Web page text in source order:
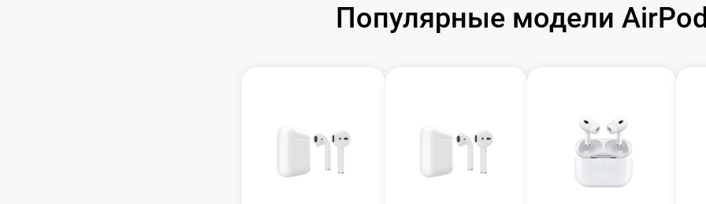
Популярные модели